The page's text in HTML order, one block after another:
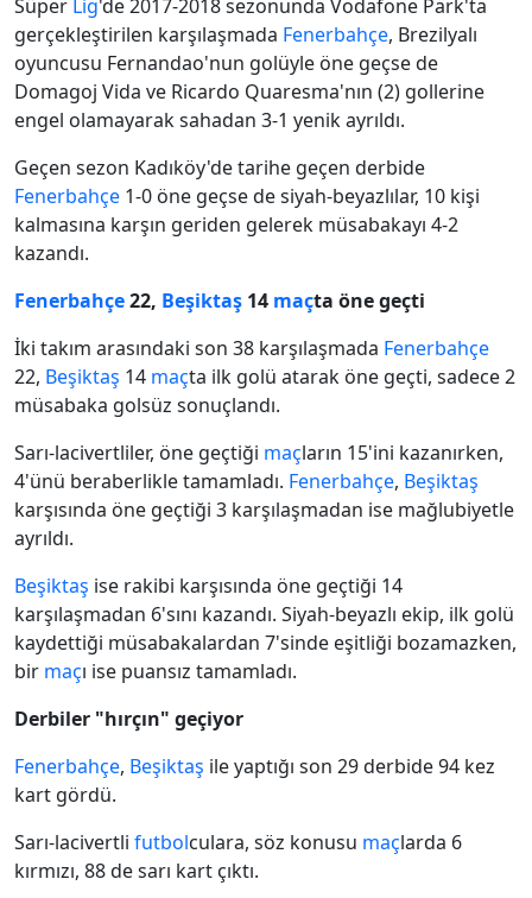
Süper Lig'de 2017-2018 sezonunda Vodafone Park'ta
gerçekleştirilen karşılaşmada Fenerbahçe, Brezilyalı
oyuncusu Fernandao'nun golüyle öne geçse de
Domagoj Vida ve Ricardo Quaresma'nın (2) gollerine
engel olamayarak sahadan 3-1 yenik ayrıldı.
Geçen sezon Kadıköy'de tarihe geçen derbide
Fenerbahçe 1-0 öne geçse de siyah-beyazlılar, 10 kişi
kalmasına karşın geriden gelerek müsabakayı 4-2
kazandı.
Fenerbahçe22, Beşiktaş 14 maçta öne geçti
İki takım arasındaki son 38 karşılaşmada Fenerbahçe
22, Beşiktaş 14 maçta ilk golü atarak öne geçti, sadece 2
müsabaka golsüz sonuçlandı.
Sarı-lacivertliler, öne geçtiği maçların 15'ini kazanırken,
4'ünü beraberlikle tamamladı. Fenerbahçe, Beşiktaş
karşısında öne geçtiği 3 karşılaşmadan ise mağlubiyetle
ayrıldı.
Beşiktaş ise rakibi karşısında öne geçtiği 14
karşılaşmadan 6'sını kazandı. Siyah-beyazlı ekip, ilk golü
kaydettiği müsabakalardan 7'sinde eşitliği bozamazken,
bir maçı ise puansız tamamladı.
Derbiler "hırçın" geçiyor
Fenerbahçe, Beşiktaş ile yaptığı son 29 derbide 94 kez
kart gördü.
Sarı-lacivertli futbolculara, söz konusu maçlarda 6
kırmızı, 88 de sarı kart çıktı.